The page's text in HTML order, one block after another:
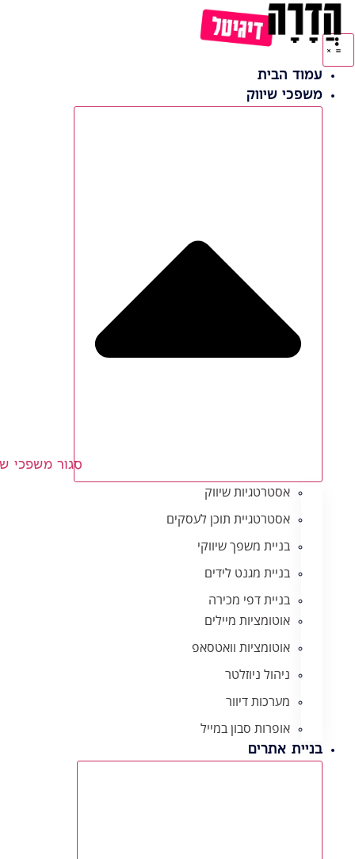
דלג
עמוד הבית
משפכי שיווק
סגור משפכי
אסטרטגיות שיווק
אסטרטגיית תוכן לעסקים
בניית משפך שיווקי
בניית מגנט לידים
בניית דפי מכירה
אוטומציות מיילים
אוטומציות וואטסאפ
ניהול ניוזלטר
מערכות דיוור
אופרות סבון במייל
בניית אתרים